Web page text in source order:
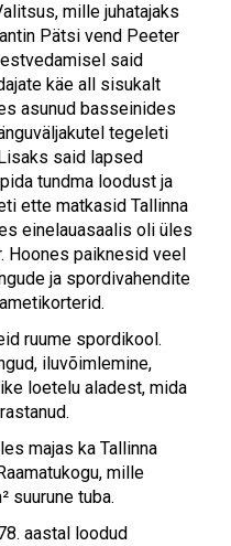
mille juhatajaks
Pätsi vend Peeter
said
käe all sisukalt
asunud basseinides
tegeleti
said lapsed
tundma loodust ja
ette matkasid Tallinna
einelauasaalis oli üles
Hoones paiknesid veel
ja spordivahendite
ruume spordikool.
iluvõimlemine,
loetelu aladest, mida
majas ka Tallinna
mille
suurune tuba.
aastal loodud